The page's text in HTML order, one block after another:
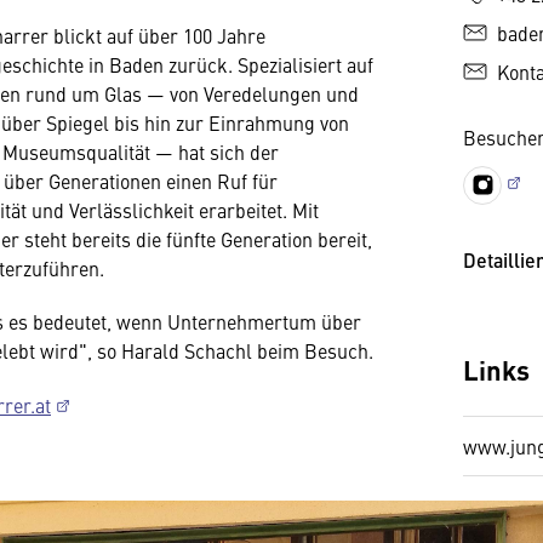
Links
blickt auf über 100 Jahre
in Baden zurück. Spezialisiert auf
rund um Glas — von Veredelungen und
Spiegel bis hin zur Einrahmung von
— hat sich der
Generationen einen Ruf für
und Verlässlichkeit erarbeitet. Mit
steht bereits die fünfte Generation bereit,
es bedeutet, wenn Unternehmertum über
wird", so Harald Schachl beim Besuch.